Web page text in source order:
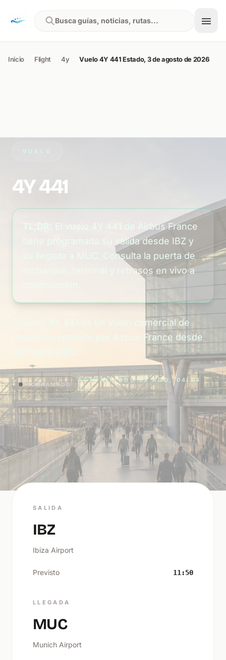
Busca guías, noticias, rutas...
Inicio Flight 4y Vuelo 4Y 441 Estado, 3 de agosto de 2026
VUELO
4Y 441
El vuelo 4Y 441 de Airbus France
tiene programada su salida desde IBZ y
su llegada a MUC. Consulta la puerta de
embarque, terminal y retrasos en vivo a
El vuelo 4Y 441 es un vuelo comercial de
pasajeros operado por Airbus France desde
PROGRAMADO
ACTUALIZADO 03 AGO, 04:34
UTC
SALIDA
IBZ
Ibiza Airport
Previsto 11:50
LLEGADA
MUC
Munich Airport